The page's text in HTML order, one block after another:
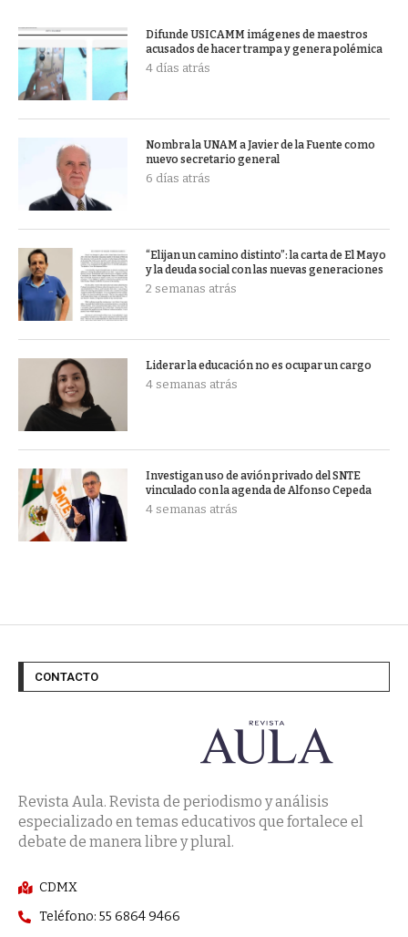
Difunde USICAMM imágenes de maestros
acusados de hacer trampa y genera polémica
4 días atrás
Nombra la UNAM a Javier de la Fuente como
nuevo secretario general
6 días atrás
“Elijan un camino distinto”: la carta de El Mayo
y la deuda social con las nuevas generaciones
2 semanas atrás
Liderar la educación no es ocupar un cargo
4 semanas atrás
Investigan uso de avión privado del SNTE
vinculado con la agenda de Alfonso Cepeda
4 semanas atrás
CONTACTO
Revista Aula. Revista de periodismo y análisis
especializado en temas educativos que fortalece el
debate de manera libre y plural.
CDMX
Teléfono: 55 6864 9466